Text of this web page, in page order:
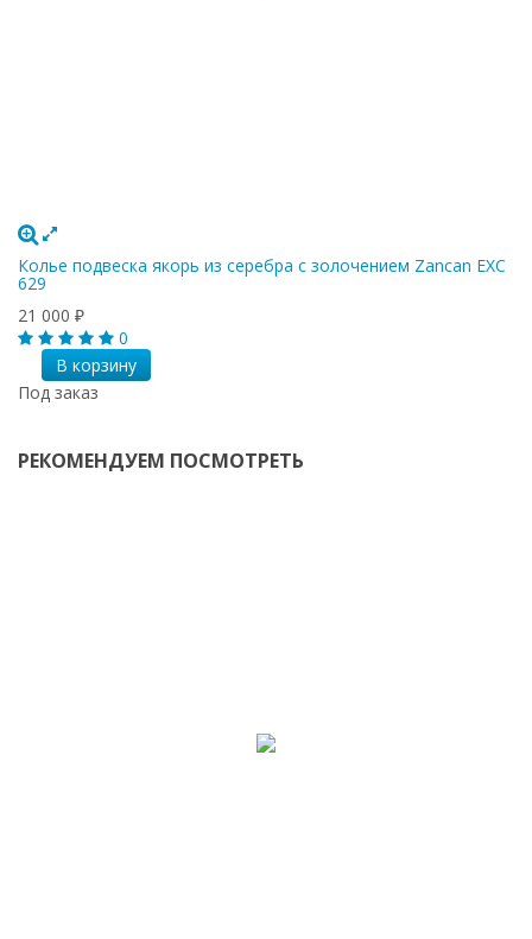
Колье подвеска якорь из серебра с золочением Zancan EXC
629
21 000 ₽
0
В корзину
Под заказ
РЕКОМЕНДУЕМ ПОСМОТРЕТЬ